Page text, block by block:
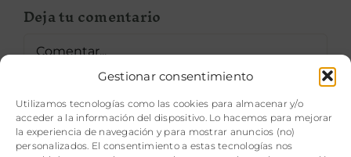
Gestionar consentimiento
Utilizamos tecnologías como las cookies para almacenar y/o
acceder a la información del dispositivo. Lo hacemos para mejorar
la experiencia de navegación y para mostrar anuncios (no)
personalizados. El consentimiento a estas tecnologías nos
Deja tu comentario
Comentar